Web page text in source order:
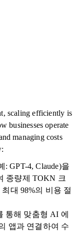
scaling efficiently is
businesses operate
managing costs
: GPT-4, Claude)을
종량제 TOKN 크
대 98%의 비용 절
통해 맞춤형 AI 에
앱과 연결하여 수